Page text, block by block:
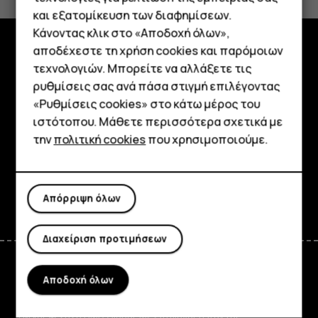
Smartphone
Τηλέφωνα απλής χρήσης
Tablet
Ναι Όχι
Εξερευνήστε
Πληροφορίες
Planet and people
FacebookInstagram
TiktokYoutube
Greece
και εξατομίκευση των διαφημίσεων.
Κάνοντας κλικ στο «Αποδοχή όλων»,
αποδέχεστε τη χρήση cookies και παρόμοιων
τεχνολογιών. Μπορείτε να αλλάξετε τις
ρυθμίσεις σας ανά πάσα στιγμή επιλέγοντας
«Ρυθμίσεις cookies» στο κάτω μέρος του
ιστότοπου. Μάθετε περισσότερα σχετικά με
τηνπολιτική cookiesπου χρησιμοποιούμε.
Απόρριψη όλων
Διαχείριση προτιμήσεων
Αποδοχή όλων